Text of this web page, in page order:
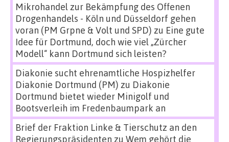
Mikrohandel zur Bekämpfung des Offenen
Drogenhandels - Köln und Düsseldorf gehen
voran (PM Grpne & Volt und SPD) zu Eine gute
Idee für Dortmund, doch wie viel „Zürcher
Modell“ kann Dortmund sich leisten?
Diakonie sucht ehrenamtliche Hospizhelfer
Diakonie Dortmund (PM) zu Diakonie
Dortmund bietet wieder Minigolf und
Bootsverleih im Fredenbaumpark an
Brief der Fraktion Linke & Tierschutz an den
Regierungspräsidenten zu Wem gehört die